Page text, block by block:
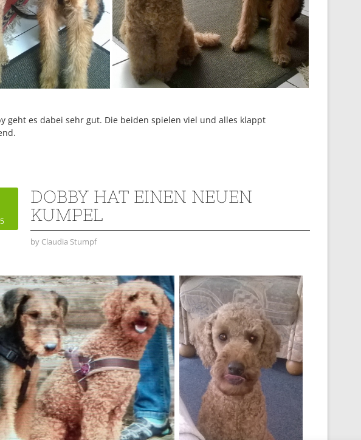
geht es dabei sehr gut. Die beiden spielen viel und alles klappt
DOBBY HAT EINEN NEUEN
KUMPEL
by Claudia Stumpf